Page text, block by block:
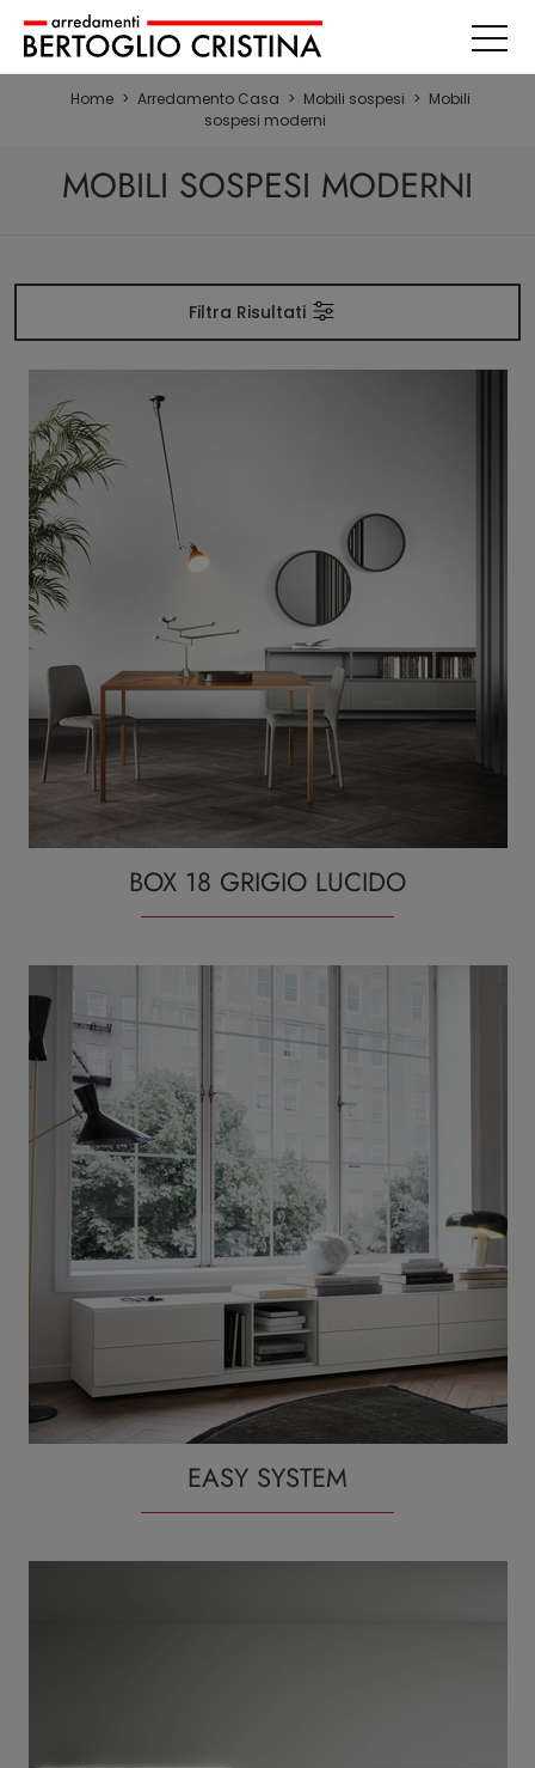
Home > Arredamento Casa > Mobili sospesi > Mobili
sospesi moderni
MOBILI SOSPESI MODERNI
Filtra Risultati
BOX 18 GRIGIO LUCIDO
EASY SYSTEM